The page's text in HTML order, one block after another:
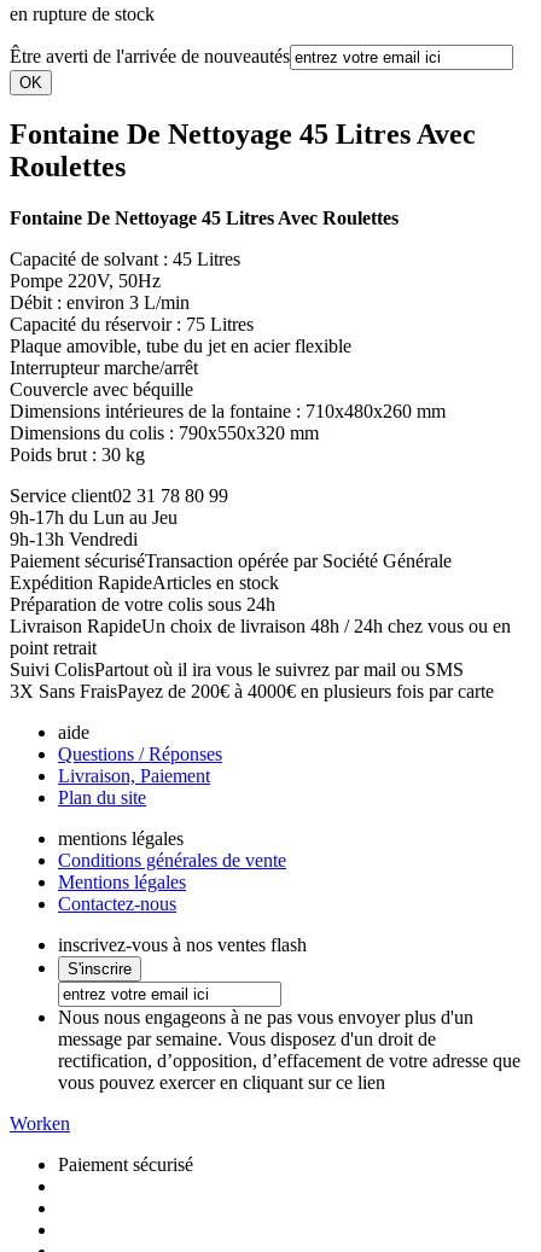
en rupture de stock
Être averti de l'arrivée de nouveautés
Fontaine De Nettoyage 45 Litres Avec
Roulettes
Fontaine De Nettoyage 45 Litres Avec Roulettes
Capacité de solvant : 45 Litres
Pompe 220V, 50Hz
Débit : environ 3 L/min
Capacité du réservoir : 75 Litres
Plaque amovible, tube du jet en acier flexible
Interrupteur marche/arrêt
Couvercle avec béquille
Dimensions intérieures de la fontaine : 710x480x260 mm
Dimensions du colis : 790x550x320 mm
Poids brut : 30 kg
Service client02 31 78 80 99
9h-17h du Lun au Jeu
9h-13h Vendredi
Paiement sécuriséTransaction opérée par Société Générale
Expédition RapideArticles en stock
Préparation de votre colis sous 24h
Livraison RapideUn choix de livraison 48h / 24h chez vous ou en
point retrait
Suivi ColisPartout où il ira vous le suivrez par mail ou SMS
3X Sans FraisPayez de 200€ à 4000€ en plusieurs fois par carte
aide
Questions / Réponses
Livraison, Paiement
Plan du site
mentions légales
Conditions générales de vente
Mentions légales
Contactez-nous
inscrivez-vous à nos ventes flash
Nous nous engageons à ne pas vous envoyer plus d'un
message par semaine. Vous disposez d'un droit de
rectification, d’opposition, d’effacement de votre adresse que
vous pouvez exercer en cliquant sur ce lien
Worken
Paiement sécurisé